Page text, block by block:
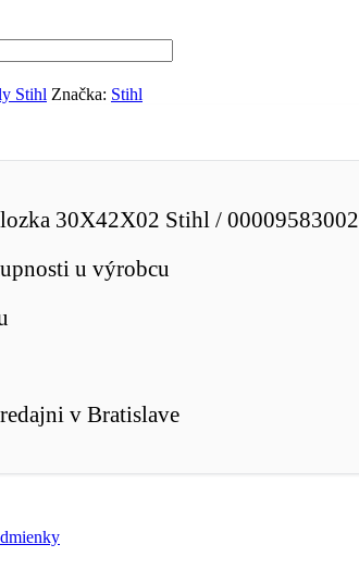
Stihl Značka: Stihl
30X42X02 Stihl / 00009583002
u výrobcu
v Bratislave